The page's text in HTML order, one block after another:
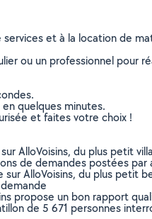
et à la location de
ou un professionnel
quelques minutes.
et faites votre choix !
AlloVoisins, du plus petit
de demandes postées par
AlloVoisins, du plus petit
propose un bon rapport
de 5 671 personnes